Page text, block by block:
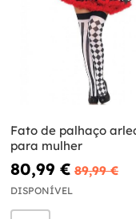
Fato de palhaço
para mulher
80,99 € 89,99 €
DISPONÍVEL